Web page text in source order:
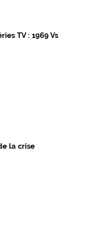
TV : 1969 Vs
la crise